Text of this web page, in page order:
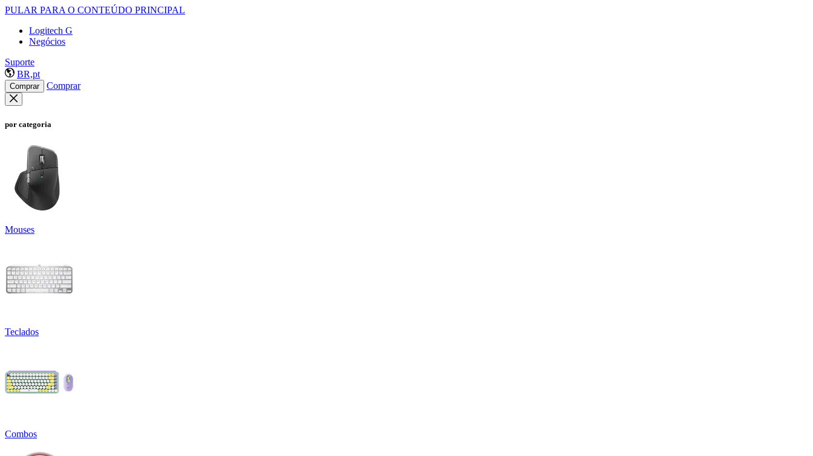
PULAR PARA O CONTEÚDO PRINCIPAL
Logitech G
Negócios
Suporte
BR,pt
Comprar Comprar
por categoria
Mouses
Teclados
Combos